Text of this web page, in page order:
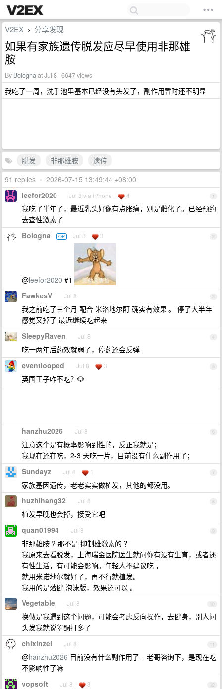
V2EX › 分享发现
如果有家族遗传脱发应尽早使用非那雄
胺
By Bolognaat Jul 8 · 6647 views
我吃了一周，洗手池里基本已经没有头发了，副作用暂时还不明显
脱发 非那雄胺
遗传
91 replies • 2026-07-15 13:49:44 +08:00
1
leefor2020 Jul 8 via iPhone 4
我吃了半年了，最近乳头好像有点胀痛，别是雌化了。已经预约
去查性激素了
2
Bologna OP Jul 8 3
@leefor2020 #1
3
FawkesV Jul 8
我之前吃了三个月 配合 米洛地尔酊 确实有效果 。 停了大半年
感觉又掉了 最近继续吃起来
4
SleepyRaven Jul 8
吃一两年后药效就弱了，停药还会反弹
5
eventlooped Jul 8 3
英国王子咋不吃？🐶
6
hanzhu2026 Jul 8
注意这个是有概率影响到性的，反正我就是；
我现在还在吃，2-3 天吃一片，目前没有什么副作用了；
7
Sundayz Jul 8 1
家族基因遗传，老老实实做植发，其他的都没用。
8
huzhihang32 Jul 8
植发早晚也会掉，接受它吧
9
quan01994 Jul 8
非那雄胺 ? 那不是 抑制雄激素的 ？
我原来去看脱发，上海瑞金医院医生就问你有没有生育，或者还
有性生活，有可能会影响。年轻人不建议吃 ，
就用米诺地尔就好了，再不行就植发。
我用的是落健 泡沫版，效果还可以 。
10
Vegetable Jul 8
换做是我遇到这个问题，可能会考虑反向操作，去健身，别人问
头发我就说睾酮打多了
11
chixinzei Jul 8
@hanzhu2026 目前没有什么副作用了---老哥咨询下，是现在吃
不影响性了嘛
12
vopsoft Jul 8 3